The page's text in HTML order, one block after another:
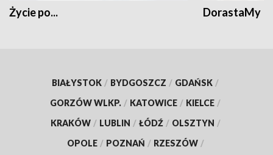
Życie po... DorastaMy
BIAŁYSTOK / BYDGOSZCZ / GDAŃSK /
GORZÓW WLKP. / KATOWICE / KIELCE /
KRAKÓW / LUBLIN / ŁÓDŹ / OLSZTYN /
OPOLE / POZNAŃ / RZESZÓW /